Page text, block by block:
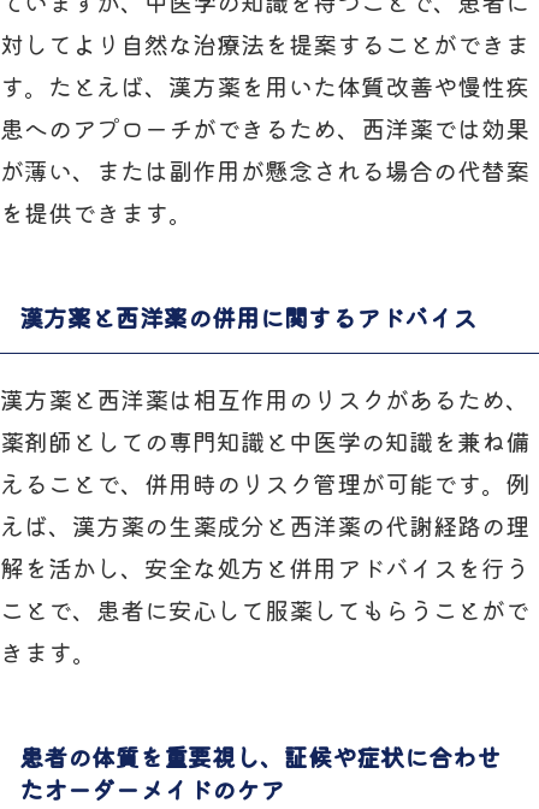
対してより自然な治療法を提案することができま
す。たとえば、漢方薬を用いた体質改善や慢性疾
患へのアプローチができるため、西洋薬では効果
が薄い、または副作用が懸念される場合の代替案
を提供できます。
漢方薬と西洋薬の併用に関するアドバイス
漢方薬と西洋薬は相互作用のリスクがあるため、
薬剤師としての専門知識と中医学の知識を兼ね備
えることで、併用時のリスク管理が可能です。例
えば、漢方薬の生薬成分と西洋薬の代謝経路の理
解を活かし、安全な処方と併用アドバイスを行う
ことで、患者に安心して服薬してもらうことがで
きます。
患者の体質を重要視し、証候や症状に合わせ
たオーダーメイドのケア